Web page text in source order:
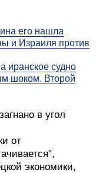
его нашла
и Израиля против
иранское судно
шоком. Второй
в угол
от
экономики,